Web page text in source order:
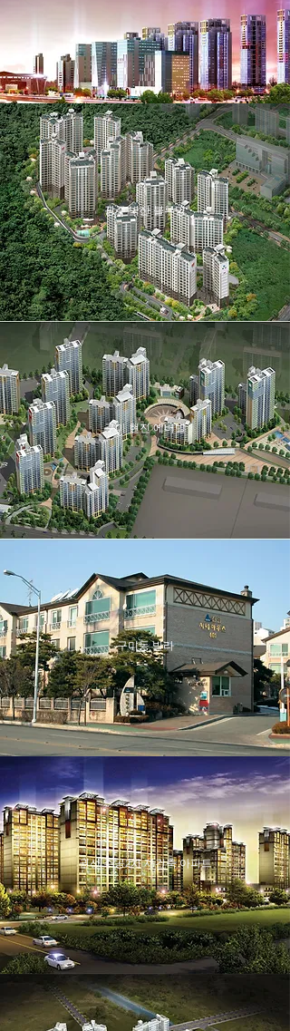
광주 벽산 블루밍
구미 현진 에버빌
구미동 빌라
권선 주공2차 재건축 아파트